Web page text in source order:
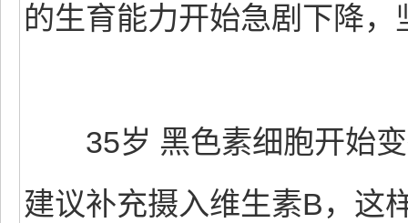
的生育能力开始急剧下降
35岁 黑色素细胞开始变
建议补充摄入维生素B，这